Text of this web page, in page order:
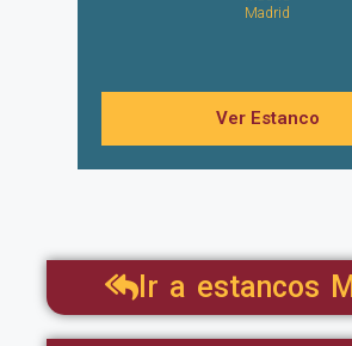
Madrid
Ver Estanco
Ir a estancos